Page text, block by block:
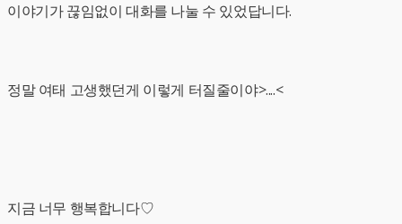
이야기가 끊임없이 대화를 나눌 수 있었답니다.
정말 여태 고생했던게 이렇게 터질줄이야>....<
지금 너무 행복합니다♡